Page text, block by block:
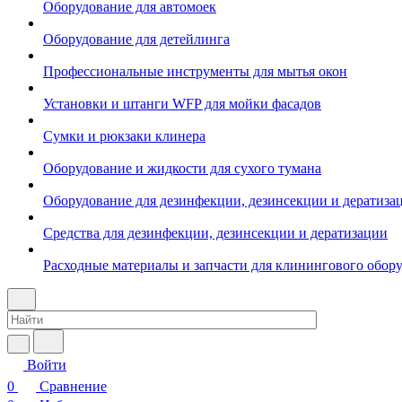
Оборудование для автомоек
Оборудование для детейлинга
Профессиональные инструменты для мытья окон
Установки и штанги WFP для мойки фасадов
Сумки и рюкзаки клинера
Оборудование и жидкости для сухого тумана
Оборудование для дезинфекции, дезинсекции и
Средства для дезинфекции, дезинсекции и дератизации
Расходные материалы и запчасти для клинингового
Войти
0
Сравнение